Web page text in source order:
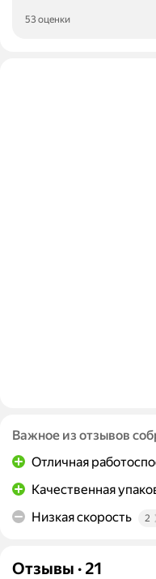
53 оценки
Важное из отзывов
Отличная
Качественная
Низкая скорость 2
Отзывы · 21